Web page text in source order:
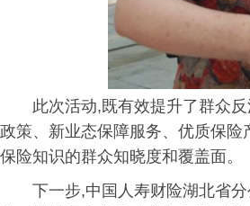
此次活动,既有效提升了群众
政策、新业态保障服务、优质保
保险知识的群众知晓度和覆盖面。
下一步,中国人寿财险湖北省